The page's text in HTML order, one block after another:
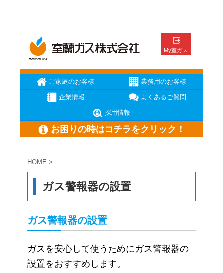
ご家庭のお客様 業務用のお客様
企業情報 よくあるご質問
採用情報
お困りの時はコチラをクリック！
ガス臭いと思ったら
メーターの復帰方法
HOME >
ガス警報器の設置
ガス警報器の設置
ガスを安心して使うためにガス警報器の
設置をおすすめします。